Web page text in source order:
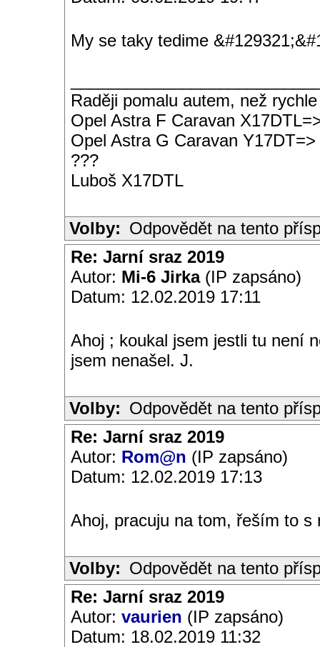
My se taky tedime
Raději pomalu autem, než
Opel Astra F Caravan
Opel Astra G Caravan Y17DT=>
???
Luboš X17DTL
Volby: Odpovědět na tento
Re: Jarní sraz 2019
Autor: Mi-6 Jirka(IP zapsáno)
Datum: 12.02.2019 17:11
Ahoj ; koukal jsem jestli tu není
jsem nenašel. J.
Volby: Odpovědět na tento
Re: Jarní sraz 2019
Autor: Rom@n (IP zapsáno)
Datum: 12.02.2019 17:13
Ahoj, pracuju na tom, řeším to s
Volby: Odpovědět na tento
Re: Jarní sraz 2019
Autor: vaurien (IP zapsáno)
Datum: 18.02.2019 11:32